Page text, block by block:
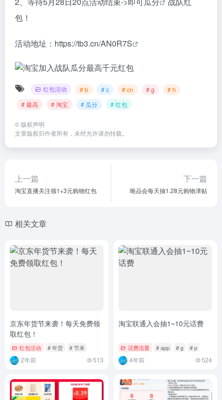
包！
活动地址： https://tb3.cn/AN0R7S
红包活动 # b # c # cn # g
# h
# 最高
# 淘宝 # 瓜分 # 红包
© 版权声明
文章版权归作者所有，未经允许请勿转载。
上一篇
淘宝直播关注领1+3元购物红包
下一篇
唯品会每天抽1.28元购物津贴
相关文章
京东年货节来袭！每天免费领
取红包！
红包活动 # 年货 # 节来
2年前 513
淘宝联通入会抽1~10元话费
话费流量 # app # g # p
4年前 524